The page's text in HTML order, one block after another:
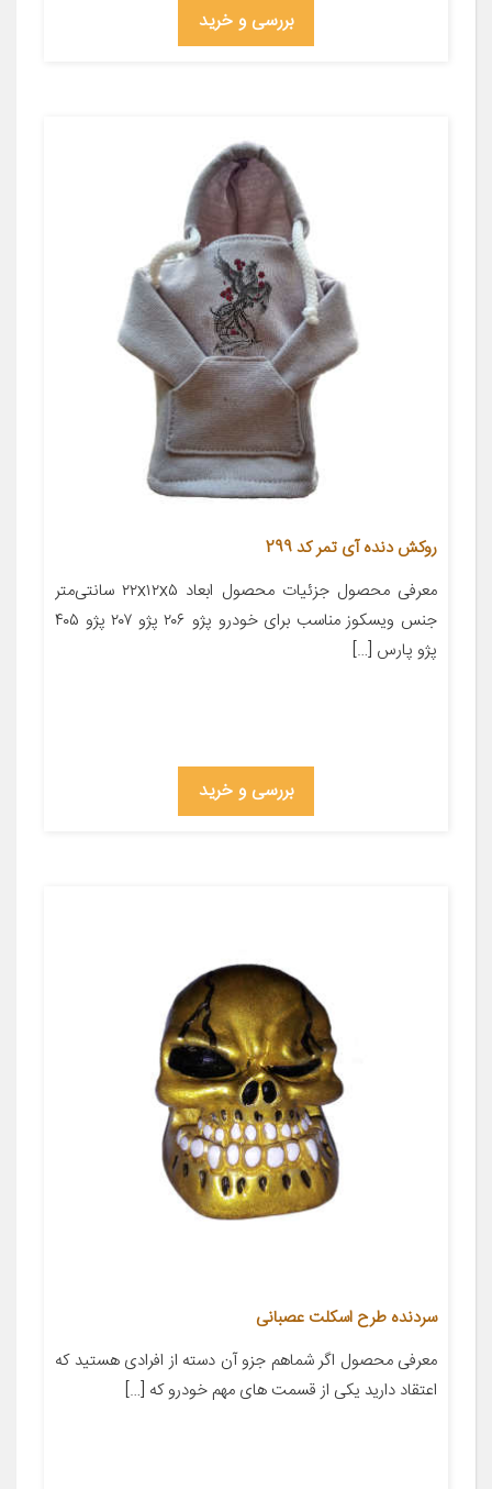
بررسی و خرید
روکش دنده آی تمر کد 299
معرفی محصول جزئیات محصول ابعاد ۲۲x۱۲x۵ سانتی‌متر
جنس ویسکوز مناسب برای خودرو پژو ۲۰۶ پژو ۲۰۷ پژو ۴۰۵
پژو پارس […]
بررسی و خرید
سردنده طرح اسکلت عصبانی
معرفی محصول اگر شماهم جزو آن دسته از افرادی هستید که
اعتقاد دارید یکی از قسمت های مهم خودرو که […]